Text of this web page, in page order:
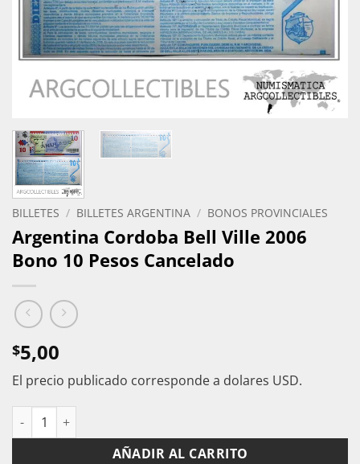
BILLETES / BILLETES ARGENTINA / BONOS PROVINCIALES
Argentina Cordoba Bell Ville 2006
Bono 10 Pesos Cancelado
$5,00
El precio publicado corresponde a dolares USD.
AÑADIR AL CARRITO